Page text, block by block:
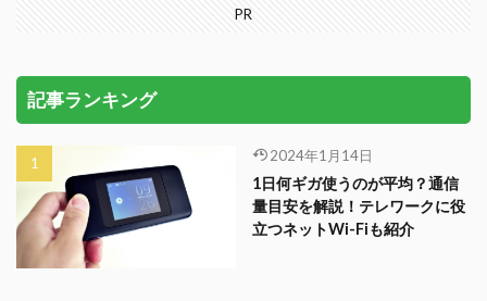
PR
記事ランキング
2024年1月14日
1日何ギガ使うのが平均？通信
量目安を解説！テレワークに役
立つネットWi-Fiも紹介